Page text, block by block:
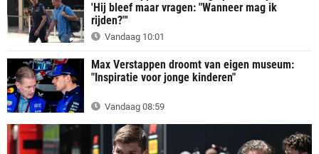
'Hij bleef maar vragen: "Wanneer mag ik
rijden?"'
Vandaag 10:01
Max Verstappen droomt van eigen museum:
"Inspiratie voor jonge kinderen"
Vandaag 08:59